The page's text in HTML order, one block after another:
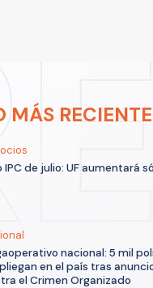
MÁS RECIENTE
IPC de julio: UF aumentará
nacional: 5 mil
en el país tras
el Crimen Organizado